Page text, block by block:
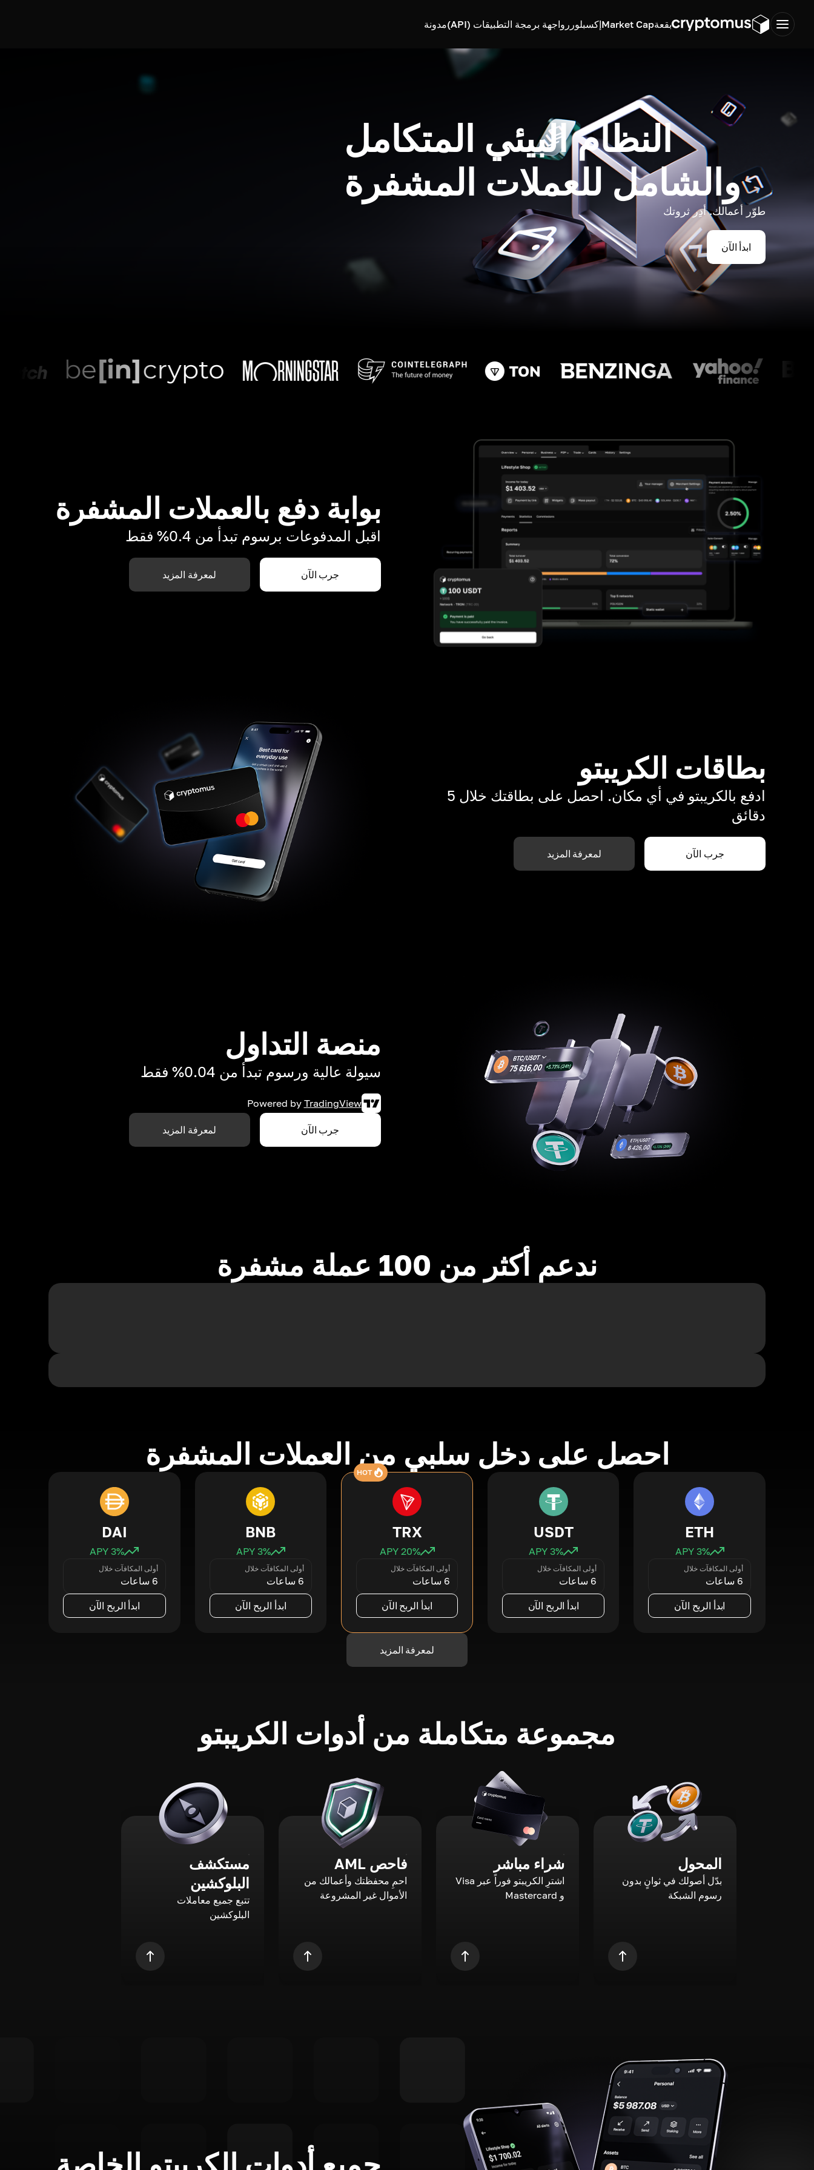
بقعةMarket Capإكسبلورر واجهة برمجة التطبيقات (API) مدونة
النظام البيئي المتكامل
والشامل للعملات المشفرة
طوّر أعمالك. أدِر ثروتك
ابدأ الآن
بوابة دفع بالعملات المشفرة
اقبل المدفوعات برسوم تبدأ من 0.4% فقط
جرب الآن لمعرفة المزيد
بطاقات الكريبتو
ادفع بالكريبتو في أي مكان. احصل على بطاقتك خلال 5
دقائق
جرب الآن لمعرفة المزيد
منصة التداول
سيولة عالية ورسوم تبدأ من 0.04% فقط
Powered by TradingView
جرب الآن لمعرفة المزيد
ندعم أكثر من 100 عملة مشفرة
احصل على دخل سلبي من العملات المشفرة
ETH
3% APY
أولى المكافآت خلال
6 ساعات
ابدأ الربح الآن
USDT
3% APY
أولى المكافآت خلال
6 ساعات
ابدأ الربح الآن
HOT
TRX
20% APY
أولى المكافآت خلال
6 ساعات
ابدأ الربح الآن
BNB
3% APY
أولى المكافآت خلال
6 ساعات
ابدأ الربح الآن
DAI
3% APY
أولى المكافآت خلال
6 ساعات
ابدأ الربح الآن
لمعرفة المزيد
مجموعة متكاملة من أدوات الكريبتو
المحول
بدّل أصولك في ثوانٍ بدون
رسوم الشبكة
شراء مباشر
اشترِ الكريبتو فوراً عبر Visa
و Mastercard
فاحص AML
احمِ محفظتك وأعمالك من
الأموال غير المشروعة
مستكشف
البلوكشين
تتبع جميع معاملات
البلوكشين